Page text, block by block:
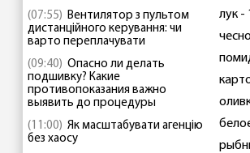
(07:55) Вентилятор з пультом
дистанційного керування: чи
варто переплачувати
(09:40) Опасно ли делать
подшивку? Какие
противопоказания важно
выявить до процедуры
(11:00) Як масштабувати агенцію
без хаосу
лук -